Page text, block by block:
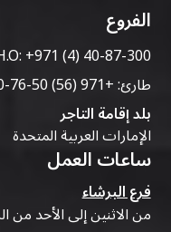
الفروع
+971 (4) 40-87-300
طارئ:+971 (56) 50-76-010
بلد إقامة التاجر
الإمارات العربية المتحدة
ساعات العمل
فرع البرشاء
من الاثنين إلى الأحد من الساعة 9:00 صباحًا